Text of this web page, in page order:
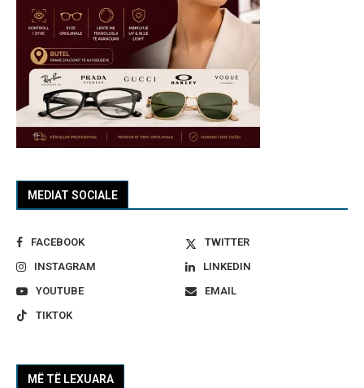
MEDIAT SOCIALE
FACEBOOK
TWITTER
INSTAGRAM
LINKEDIN
YOUTUBE
EMAIL
TIKTOK
MË TË LEXUARA